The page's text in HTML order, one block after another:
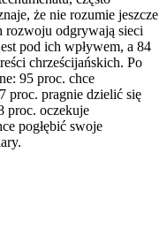
że nie rozumie jeszcze
rozwoju odgrywają sieci
pod ich wpływem, a 84
chrześcijańskich. Po
95 proc. chce
proc. pragnie dzielić się
proc. oczekuje
pogłębić swoje